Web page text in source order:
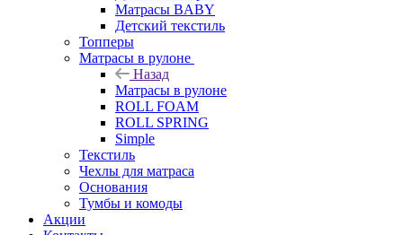
Матрасы BABY
Детский текстиль
Топперы
Матрасы в рулоне
Назад
Матрасы в рулоне
ROLL FOAM
ROLL SPRING
Simple
Текстиль
Чехлы для матраса
Основания
Тумбы и комоды
Акции